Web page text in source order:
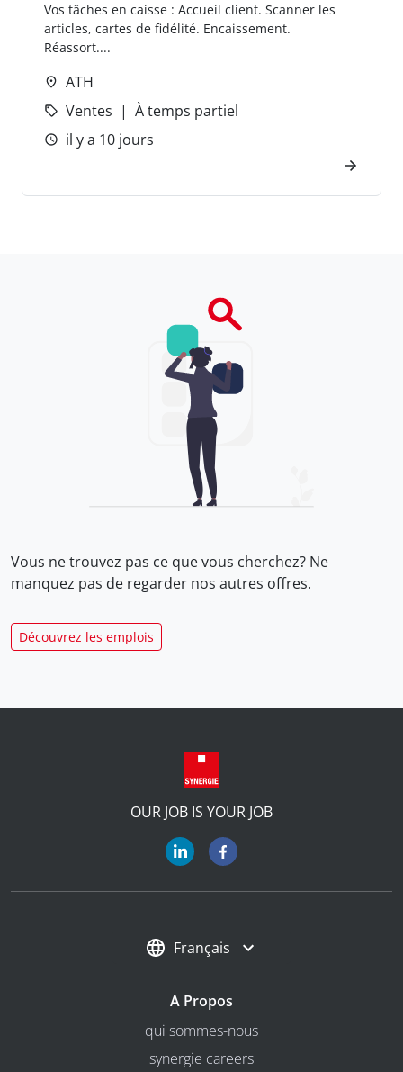
Vos tâches en caisse : Accueil client. Scanner les
articles, cartes de fidélité. Encaissement.
Réassort....
ATH
Ventes
À temps partiel
il y a 10 jours
Vous ne trouvez pas ce que vous cherchez? Ne
manquez pas de regarder nos autres offres.
Découvrez les emplois
OUR JOB IS YOUR JOB
Français
A Propos
qui sommes-nous
synergie careers